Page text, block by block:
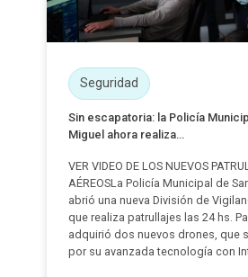
Seguridad
Sin escapatoria: la Policía
Miguel ahora realiza...
VER VIDEO DE LOS NUEVOS
AÉREOSLa Policía Municipal de
abrió una nueva División de
que realiza patrullajes las 24 hs.
adquirió dos nuevos drones, que
por su avanzada tecnología con